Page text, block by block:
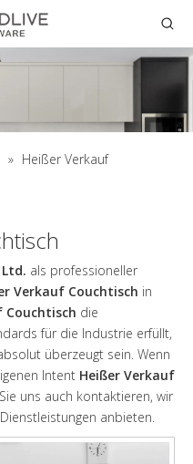
» Heißer Verkauf
als professioneller
Verkauf Couchtisch in
Couchtisch die
für die Industrie erfüllt,
überzeugt sein. Wenn
Intent Heißer Verkauf
uns auch kontaktieren, wir
anbieten.